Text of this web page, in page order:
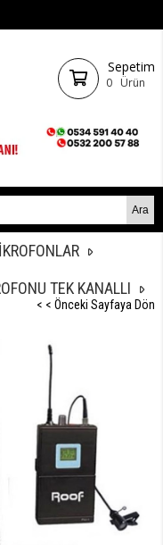
Sepetim
0 Ürün
TEK KANALLI
< < Önceki Sayfaya Dön